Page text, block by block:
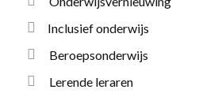
Inclusief onderwijs
Beroepsonderwijs
Lerende leraren